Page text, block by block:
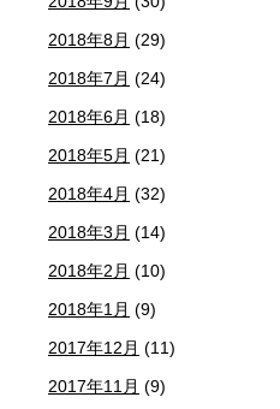
2018年8月 (29)
2018年7月 (24)
2018年6月 (18)
2018年5月 (21)
2018年4月 (32)
2018年3月 (14)
2018年2月 (10)
2018年1月 (9)
2017年12月 (11)
2017年11月 (9)